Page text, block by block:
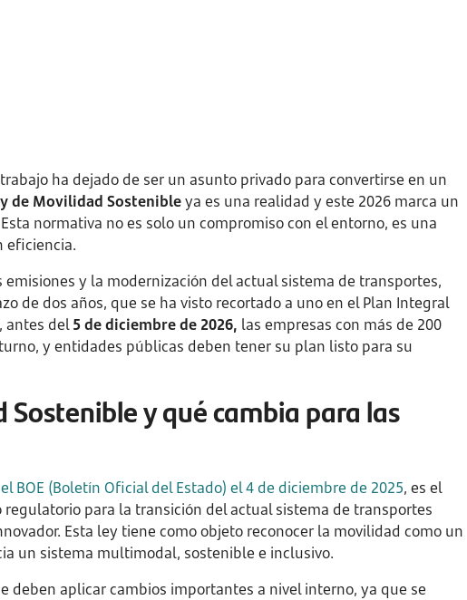
ha dejado de ser un asunto privado para convertirse en un
de Movilidad Sostenibleya es una realidad y este 2026 marca un
normativa no es solo un compromiso con el entorno, es una
eficiencia.
y la modernización del actual sistema de transportes,
de dos años, que se ha visto recortado a uno en el Plan Integral
antes del5 de diciembre de 2026, las empresas con más de 200
y entidades públicas deben tener su plan listo para su
Sostenible y qué cambia para las
el BOE (Boletín Oficial del Estado) el 4 de diciembre de 2025, es el
para la transición del actual sistema de transportes
Esta ley tiene como objeto reconocer la movilidad como un
un sistema multimodal, sostenible e inclusivo.
deben aplicar cambios importantes a nivel interno, ya que se